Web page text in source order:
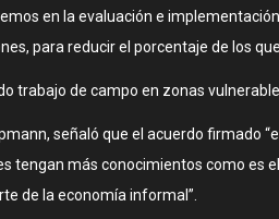
en la evaluación e
para reducir el porcentaje de los
trabajo de campo en zonas
señaló que el acuerdo
tengan más conocimientos como es
de la economía informal”.